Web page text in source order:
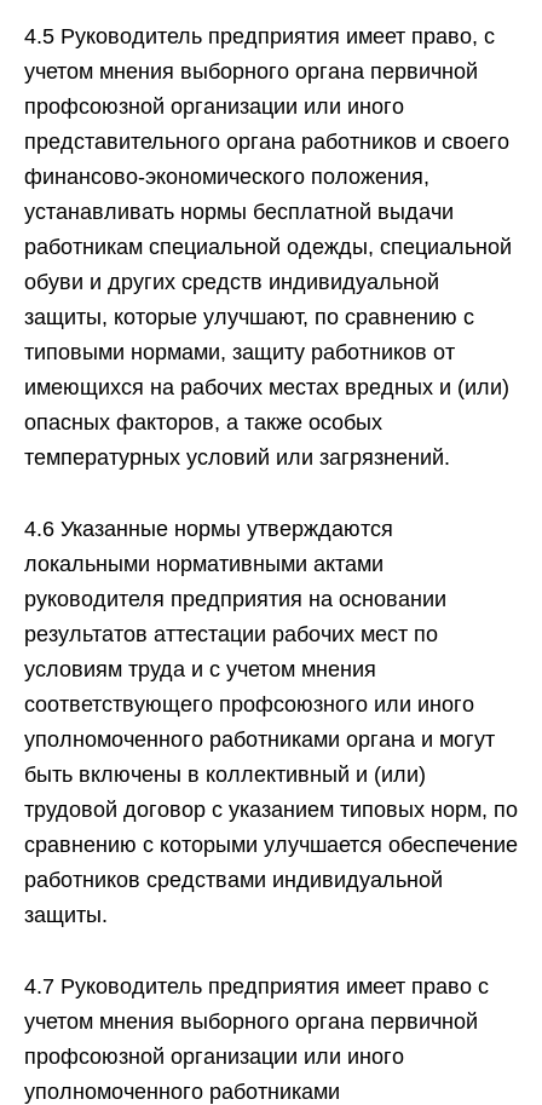
4.5 Руководитель предприятия имеет право, с
учетом мнения выборного органа первичной
профсоюзной организации или иного
представительного органа работников и своего
финансово-экономического положения,
устанавливать нормы бесплатной выдачи
работникам специальной одежды, специальной
обуви и других средств индивидуальной
защиты, которые улучшают, по сравнению с
типовыми нормами, защиту работников от
имеющихся на рабочих местах вредных и (или)
опасных факторов, а также особых
температурных условий или загрязнений.
4.6 Указанные нормы утверждаются
локальными нормативными актами
руководителя предприятия на основании
результатов аттестации рабочих мест по
условиям труда и с учетом мнения
соответствующего профсоюзного или иного
уполномоченного работниками органа и могут
быть включены в коллективный и (или)
трудовой договор с указанием типовых норм, по
сравнению с которыми улучшается обеспечение
работников средствами индивидуальной
защиты.
4.7 Руководитель предприятия имеет право с
учетом мнения выборного органа первичной
профсоюзной организации или иного
уполномоченного работниками